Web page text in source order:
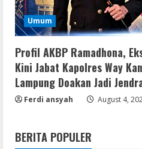
Umum
Profil AKBP Ramadhona,
Kini Jabat Kapolres Way
Lampung Doakan Jadi
Ferdi ansyah August 4,
BERITA POPULER
5
Lan
Dune:
August 7,
1
Movies
Vertex